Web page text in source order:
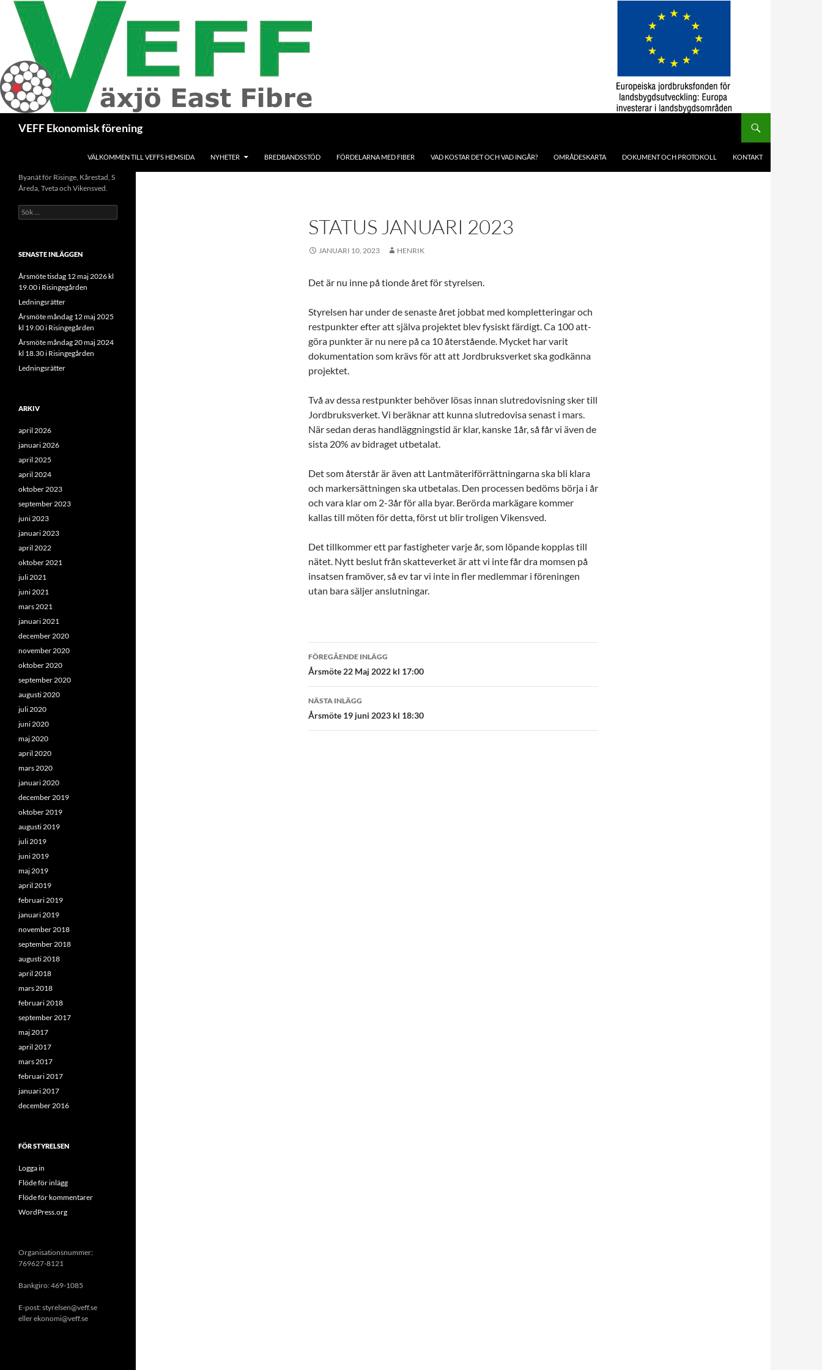
Hoppa
innehåll
VEFF Ekonomisk förening
VÄLKOMMEN TILL VEFFS HEMSIDA NYHETER BREDBANDSSTÖD FÖRDELARNA MED FIBER VAD KOSTAR DET OCH VAD INGÅR? OMRÅDESKARTA DOKUMENT OCH PROTOKOLL KONTAKT
STATUS JANUARI 2023
JANUARI 10, 2023 HENRIK
Det är nu inne på tionde året för styrelsen.
Styrelsen har under de senaste året jobbat med kompletteringar och
restpunkter efter att själva projektet blev fysiskt färdigt. Ca 100 att-
göra punkter är nu nere på ca 10 återstående. Mycket har varit
dokumentation som krävs för att att Jordbruksverket ska godkänna
projektet.
Två av dessa restpunkter behöver lösas innan slutredovisning sker till
Jordbruksverket. Vi beräknar att kunna slutredovisa senast i mars.
När sedan deras handläggningstid är klar, kanske 1år, så får vi även de
sista 20% av bidraget utbetalat.
Det som återstår är även att Lantmäteriförrättningarna ska bli klara
och markersättningen ska utbetalas. Den processen bedöms börja i år
och vara klar om 2-3år för alla byar. Berörda markägare kommer
kallas till möten för detta, först ut blir troligen Vikensved.
Det tillkommer ett par fastigheter varje år, som löpande kopplas till
nätet. Nytt beslut från skatteverket är att vi inte får dra momsen på
insatsen framöver, så ev tar vi inte in fler medlemmar i föreningen
utan bara säljer anslutningar.
Inläggsnavigering
FÖREGÅENDE INLÄGG
Årsmöte 22 Maj 2022 kl 17:00
NÄSTA INLÄGG
Årsmöte 19 juni 2023 kl 18:30
Byanät för Risinge, Kårestad, S
Åreda, Tveta och Vikensved.
Sök
efter:
SENASTE INLÄGGEN
Årsmöte tisdag 12 maj 2026 kl
19.00 i Risingegården
Ledningsrätter
Årsmöte måndag 12 maj 2025
kl 19.00 i Risingegården
Årsmöte måndag 20 maj 2024
kl 18.30 i Risingegården
Ledningsrätter
ARKIV
april 2026
januari 2026
april 2025
april 2024
oktober 2023
september 2023
juni 2023
januari 2023
april 2022
oktober 2021
juli 2021
juni 2021
mars 2021
januari 2021
december 2020
november 2020
oktober 2020
september 2020
augusti 2020
juli 2020
juni 2020
maj 2020
april 2020
mars 2020
januari 2020
december 2019
oktober 2019
augusti 2019
juli 2019
juni 2019
maj 2019
april 2019
februari 2019
januari 2019
november 2018
september 2018
augusti 2018
april 2018
mars 2018
februari 2018
september 2017
maj 2017
april 2017
mars 2017
februari 2017
januari 2017
december 2016
FÖR STYRELSEN
Logga in
Flöde för inlägg
Flöde för kommentarer
WordPress.org
Organisationsnummer:
769627-8121
Bankgiro: 469-1085
E-post: styrelsen@veff.se
eller ekonomi@veff.se